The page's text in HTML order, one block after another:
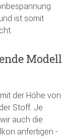
ist somit
Modell
der Höhe von
Stoff. Je
auch die
anfertigen -